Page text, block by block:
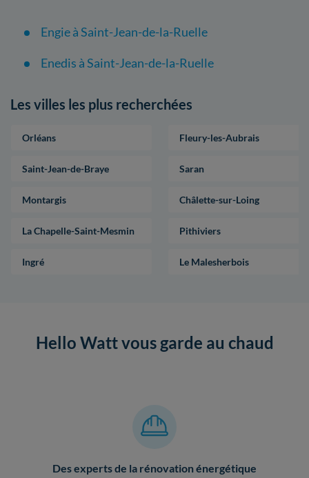
Engie à Saint-Jean-de-la-Ruelle
Enedis à Saint-Jean-de-la-Ruelle
Les villes les plus recherchées
Orléans Fleury-les-Aubrais
Saint-Jean-de-Braye Saran
Montargis Châlette-sur-Loing
La Chapelle-Saint-Mesmin Pithiviers
Ingré Le Malesherbois
Hello Watt vous garde au chaud
Des experts de la rénovation énergétique